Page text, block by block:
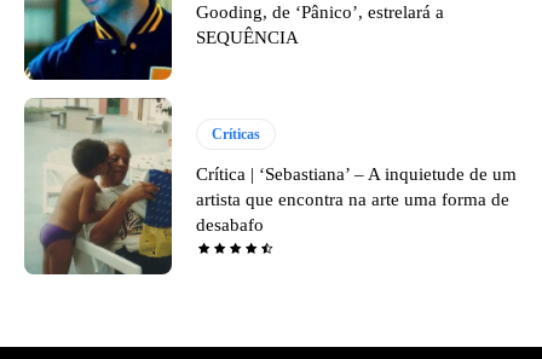
Gooding, de ‘Pânico’, estrelará a
SEQUÊNCIA
Críticas
Crítica | ‘Sebastiana’ – A inquietude de um
artista que encontra na arte uma forma de
desabafo